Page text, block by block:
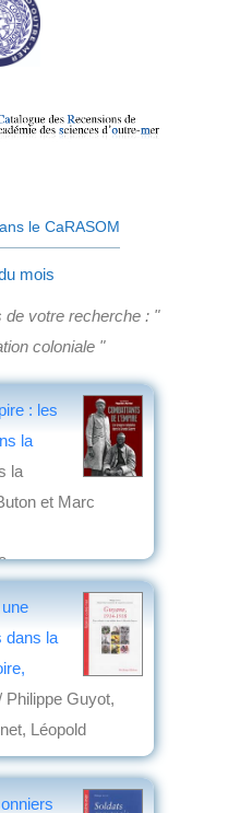
le CaRASOM
mois
de votre recherche : "
coloniale "
: les
la
la
et Marc
dans la
Philippe Guyot,
Léopold